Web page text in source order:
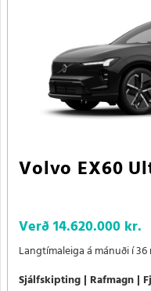
Volvo EX60
Verð14.620.000 kr.
Langtímaleiga á mánuði í
Sjálfskipting Rafmagn